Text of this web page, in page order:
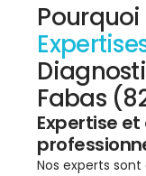
Fabas
Expertise
Nos experts